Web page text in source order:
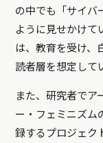
の中でも「サイバ
ように見せかけて
は、教育を受け、
読者層を想定して
また、研究者でア
ー・フェミニズム
録するプロジェク